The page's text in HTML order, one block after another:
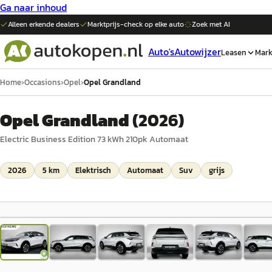
Ga naar inhoud
Alleen erkende dealers Marktprijs-check op elkeauto Zoek met AI
Auto'sAutowijzerLeasen
Home›Occasions›Opel›Opel Grandland
Opel Grandland(2026)
Electric Business Edition 73 kWh 210pk Automaat
2026 5 km Elektrisch Automaat Suv grijs